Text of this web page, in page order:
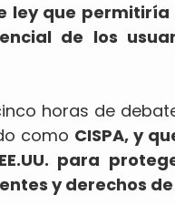
ley que
de los
horas de
como CISPA, y
para
y derechos